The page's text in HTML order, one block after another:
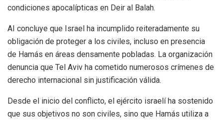
condiciones apocalípticas en Deir al Balah.
AI concluye que Israel ha incumplido reiteradamente su
obligación de proteger a los civiles, incluso en presencia
de Hamás en áreas densamente pobladas. La organización
denuncia que Tel Aviv ha cometido numerosos crímenes de
derecho internacional sin justificación válida.
Desde el inicio del conflicto, el ejército israelí ha sostenido
que sus objetivos no son civiles, sino que Hamás utiliza a